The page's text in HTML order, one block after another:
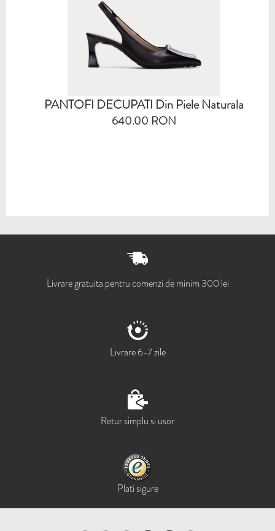
PANTOFI DECUPATI Din Piele Naturala
640.00 RON
Livrare gratuita pentru comenzi de minim 300 lei
Livrare 6-7 zile
Retur simplu si usor
Plati sigure